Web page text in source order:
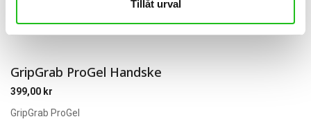
Tillåt urval
GripGrab ProGel Handske
399,00 kr
GripGrab ProGel